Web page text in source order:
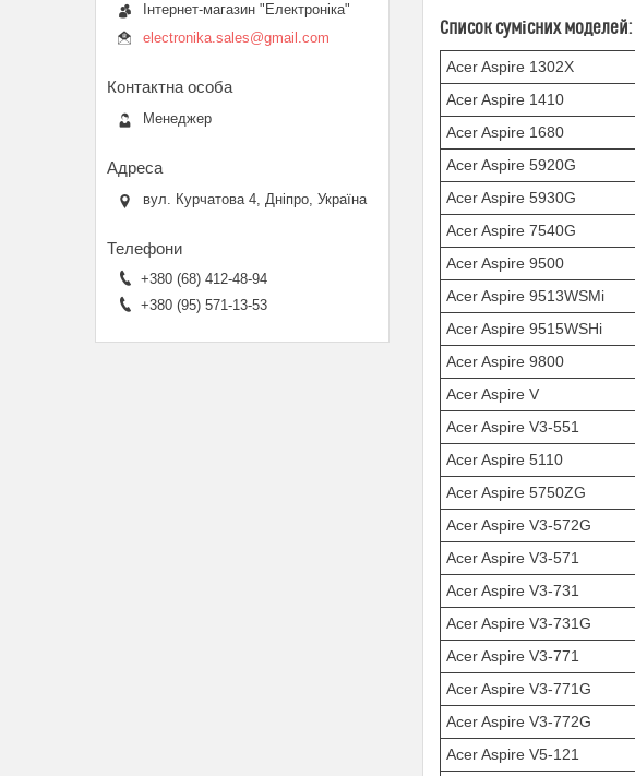
Список сумісних моделей:
Acer Aspire 1302X
Acer Aspire 1410
Acer Aspire 1680
Acer Aspire 5920G
Acer Aspire 5930G
Acer Aspire 7540G
Acer Aspire 9500
Acer Aspire 9513WSMi
Acer Aspire 9515WSHi
Acer Aspire 9800
Acer Aspire V
Acer Aspire V3-551
Acer Aspire 5110
Acer Aspire 5750ZG
Acer Aspire V3-572G
Acer Aspire V3-571
Acer Aspire V3-731
Acer Aspire V3-731G
Acer Aspire V3-771
Acer Aspire V3-771G
Acer Aspire V3-772G
Acer Aspire V5-121
Інтернет-магазин "Електроніка"
electronika.sales@gmail.com
Менеджер
вул. Курчатова 4, Дніпро, Україна
+380 (68) 412-48-94
+380 (95) 571-13-53